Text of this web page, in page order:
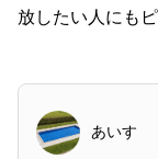
放したい人にも
あいす